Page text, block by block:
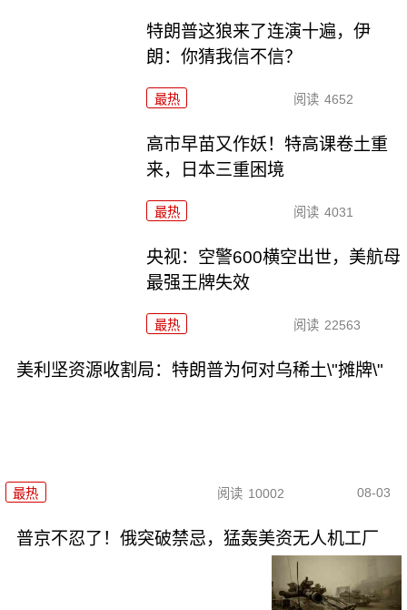
特朗普这狼来了连演十遍，伊
朗：你猜我信不信？
最热 阅读 4652
高市早苗又作妖！特高课卷土重
来，日本三重困境
最热 阅读 4031
央视：空警600横空出世，美航母
最强王牌失效
最热 阅读 22563
美利坚资源收割局：特朗普为何对乌稀土\"摊牌\"
最热 阅读 10002 08-03
普京不忍了！俄突破禁忌，猛轰美资无人机工厂